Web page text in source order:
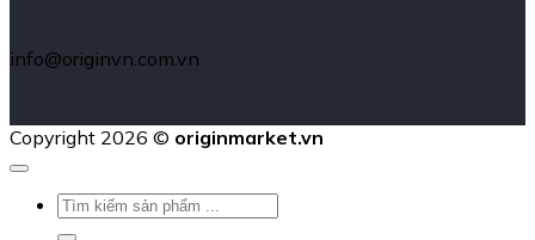
info@originvn.com.vn
Copyright 2026 © originmarket.vn
Tìm
kiếm: